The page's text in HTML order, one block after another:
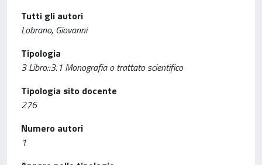
Tutti gli autori
Lobrano, Giovanni
Tipologia
3 Libro::3.1 Monografia o trattato scientifico
Tipologia sito docente
276
Numero autori
1